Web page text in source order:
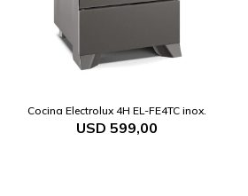
Cocina Electrolux 4H EL-FE4TC inox.
USD 599,00